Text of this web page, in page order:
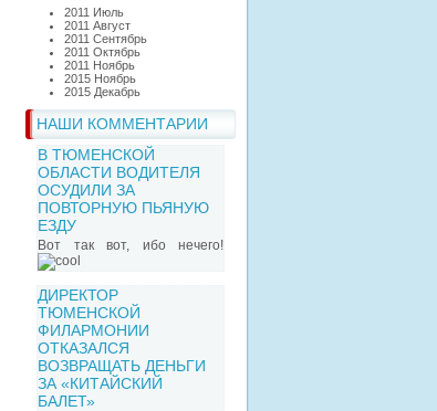
2011 Июль
2011 Август
2011 Сентябрь
2011 Октябрь
2011 Ноябрь
2015 Ноябрь
2015 Декабрь
НАШИ КОММЕНТАРИИ
В ТЮМЕНСКОЙ
ОБЛАСТИ ВОДИТЕЛЯ
ОСУДИЛИ ЗА
ПОВТОРНУЮ ПЬЯНУЮ
ЕЗДУ
Вот так вот, ибо нечего!
ДИРЕКТОР
ТЮМЕНСКОЙ
ФИЛАРМОНИИ
ОТКАЗАЛСЯ
ВОЗВРАЩАТЬ ДЕНЬГИ
ЗА «КИТАЙСКИЙ
БАЛЕТ»